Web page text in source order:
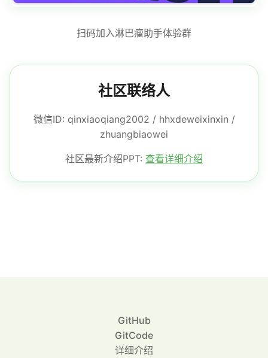
扫码加入淋巴瘤助手体验群
社区联络人
微信ID: qinxiaoqiang2002 / hhxdeweixinxin /
zhuangbiaowei
社区最新介绍PPT: 查看详细介绍
GitHub
GitCode
详细介绍